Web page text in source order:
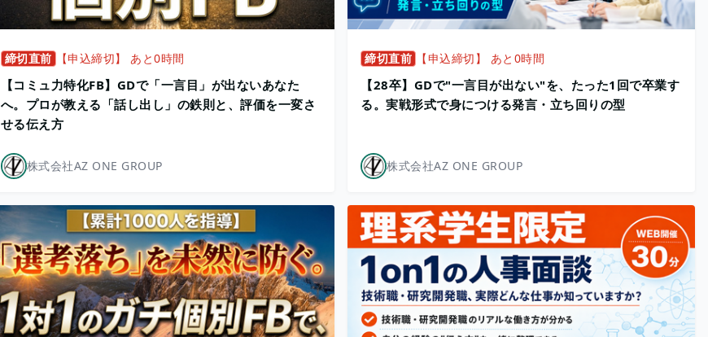
締切直前 【申込締切】 あと0時間
【コミュ力特化FB】GDで「一言目」が出ないあなた
へ。プロが教える「話し出し」の鉄則と、評価を一変さ
せる伝え方
株式会社AZ ONE GROUP
締切直前 【申込締切】 あと0時間
【28卒】GDで"一言目が出ない"を、たった1回で卒業す
る。実戦形式で身につける発言・立ち回りの型
株式会社AZ ONE GROUP